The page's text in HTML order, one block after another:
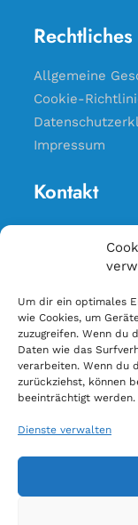
Um dir ein optimales
wie Cookies, um
zuzugreifen. Wenn du
Daten wie das
verarbeiten. Wenn du
zurückziehst, können
beeinträchtigt werden.
Dienste verwalten
Rechtliches
Allgemeine
Cookie-
Impressum
Kontakt
Liefergebiet
Anschrift ändern
E-Rechnung
Lesemappe
Vertrag